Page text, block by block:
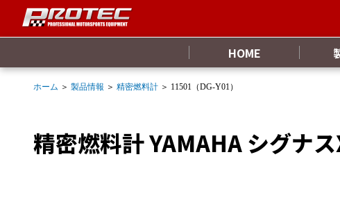
HOME
ホーム ＞ 製品情報 ＞ 精密燃料計 ＞ 11501（DG-Y01）
精密燃料計 YAMAHA シグナ